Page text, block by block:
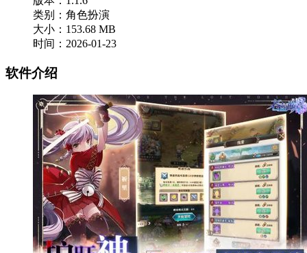
类别：角色扮演
大小：153.68 MB
时间：2026-01-23
软件介绍